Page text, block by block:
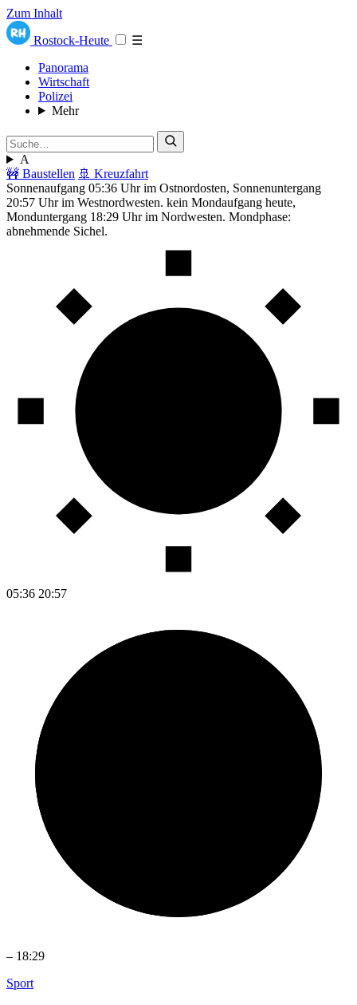
Zum Inhalt
Rostock-Heute
☰
Panorama
Wirtschaft
Polizei
Mehr
A
🚧 Baustellen 🚢 Kreuzfahrt
Sonnenaufgang 05:36 Uhr im Ostnordosten, Sonnenuntergang
20:57 Uhr im Westnordwesten. kein Mondaufgang heute,
Monduntergang 18:29 Uhr im Nordwesten. Mondphase:
abnehmende Sichel.
05:36 20:57
– 18:29
Sport